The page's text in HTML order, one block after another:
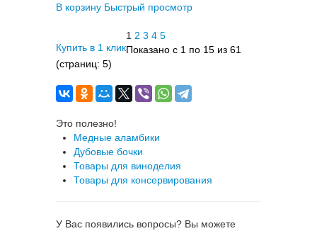
В корзину Быстрый просмотр
Купить в 1 клик
1 2 3 4 5
Показано с 1 по 15 из 61
(страниц: 5)
Это полезно!
Медные аламбики
Дубовые бочки
Товары для виноделия
Товары для консервирования
У Вас появились вопросы? Вы можете